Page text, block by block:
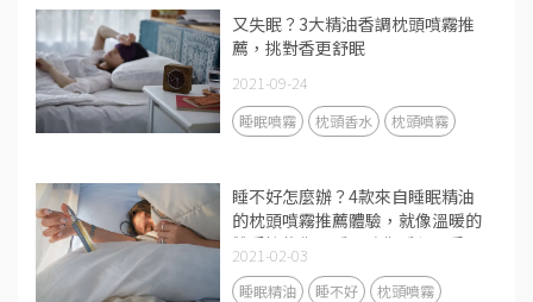
又失眠？3大精油香調枕頭噴霧推
薦，挑對香更舒眠
2021-09-24
睡眠噴霧 枕頭香水 枕頭噴霧
睡不好怎麼辦？4款來自睡眠精油
的枕頭噴霧推薦體驗，就像溫暖的
雙手擁抱你入睡，陪你睡得更香更
甜
2021-02-03
睡眠精油 睡不好
枕頭噴霧